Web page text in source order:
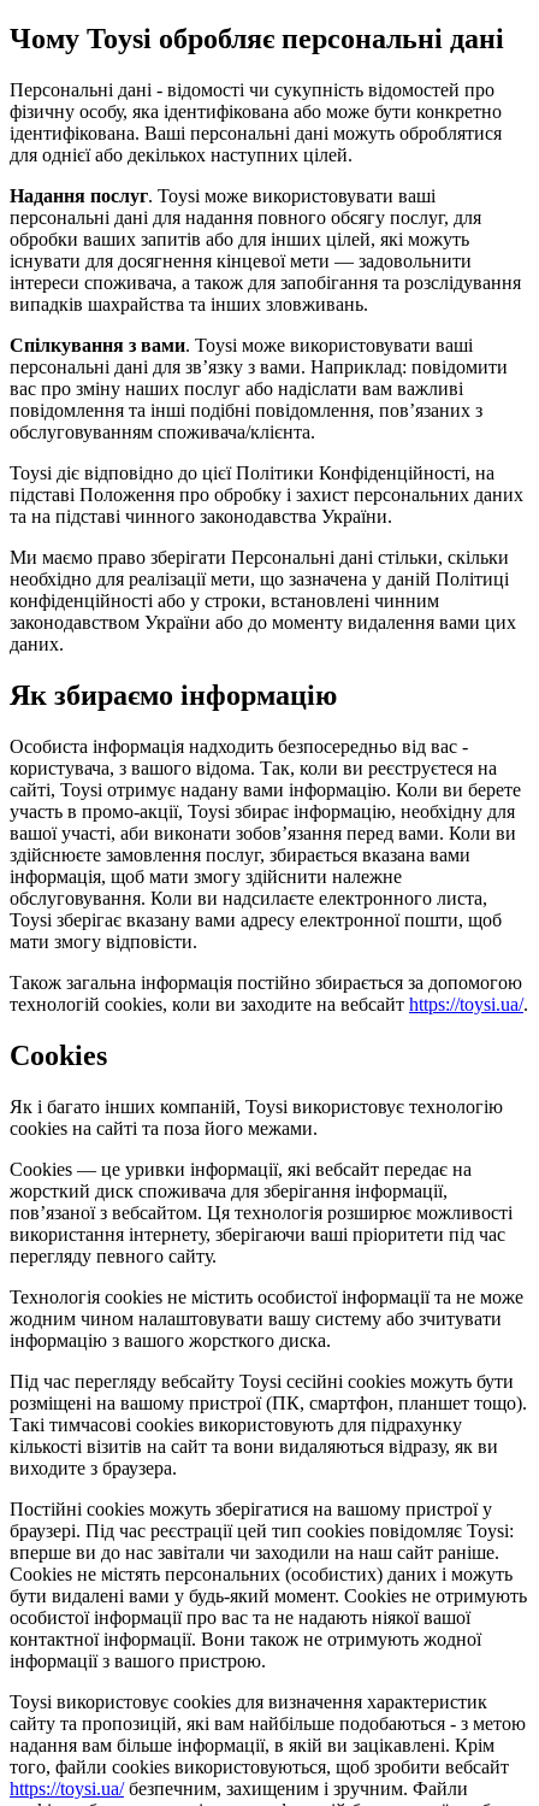
Чому Toysi обробляє персональні дані
Персональні дані - відомості чи сукупність відомостей про
фізичну особу, яка ідентифікована або може бути конкретно
ідентифікована. Ваші персональні дані можуть оброблятися
для однієї або декількох наступних цілей.
Надання послуг. Toysi може використовувати ваші
персональні дані для надання повного обсягу послуг, для
обробки ваших запитів або для інших цілей, які можуть
існувати для досягнення кінцевої мети — задовольнити
інтереси споживача, а також для запобігання та розслідування
випадків шахрайства та інших зловживань.
Спілкування з вами. Toysi може використовувати ваші
персональні дані для зв’язку з вами. Наприклад: повідомити
вас про зміну наших послуг або надіслати вам важливі
повідомлення та інші подібні повідомлення, пов’язаних з
обслуговуванням споживача/клієнта.
Toysi діє відповідно до цієї Політики Конфіденційності, на
підставі Положення про обробку і захист персональних даних
та на підставі чинного законодавства України.
Ми маємо право зберігати Персональні дані стільки, скільки
необхідно для реалізації мети, що зазначена у даній Політиці
конфіденційності або у строки, встановлені чинним
законодавством України або до моменту видалення вами цих
даних.
Як збираємо інформацію
Особиста інформація надходить безпосередньо від вас -
користувача, з вашого відома. Так, коли ви реєструєтеся на
сайті, Toysi отримує надану вами інформацію. Коли ви берете
участь в промо-акції, Toysi збирає інформацію, необхідну для
вашої участі, аби виконати зобов’язання перед вами. Коли ви
здійснюєте замовлення послуг, збирається вказана вами
інформація, щоб мати змогу здійснити належне
обслуговування. Коли ви надсилаєте електронного листа,
Toysi зберігає вказану вами адресу електронної пошти, щоб
мати змогу відповісти.
Також загальна інформація постійно збирається за допомогою
технологій cookies, коли ви заходите на вебсайт https://toysi.ua/.
Cookies
Як і багато інших компаній, Toysi використовує технологію
cookies на сайті та поза його межами.
Cookies — це уривки інформації, які вебсайт передає на
жорсткий диск споживача для зберігання інформації,
пов’язаної з вебсайтом. Ця технологія розширює можливості
використання інтернету, зберігаючи ваші пріоритети під час
перегляду певного сайту.
Технологія cookies не містить особистої інформації та не може
жодним чином налаштовувати вашу систему або зчитувати
інформацію з вашого жорсткого диска.
Під час перегляду вебсайту Toysi сесійні cookies можуть бути
розміщені на вашому пристрої (ПК, смартфон, планшет тощо).
Такі тимчасові cookies використовують для підрахунку
кількості візитів на сайт та вони видаляються відразу, як ви
виходите з браузера.
Постійні cookies можуть зберігатися на вашому пристрої у
браузері. Під час реєстрації цей тип cookies повідомляє Toysi:
вперше ви до нас завітали чи заходили на наш сайт раніше.
Cookies не містять персональних (особистих) даних і можуть
бути видалені вами у будь-який момент. Сookies не отримують
особистої інформації про вас та не надають ніякої вашої
контактної інформації. Вони також не отримують жодної
інформації з вашого пристрою.
Toysi використовує cookies для визначення характеристик
сайту та пропозицій, які вам найбільше подобаються - з метою
надання вам більше інформації, в якій ви зацікавлені. Крім
того, файли cookies використовуються, щоб зробити вебсайт
https://toysi.ua/безпечним, захищеним і зручним. Файли